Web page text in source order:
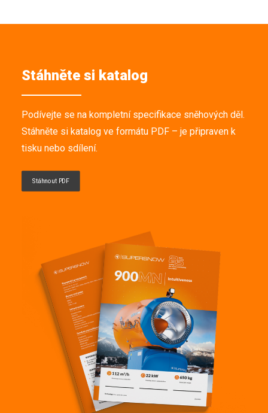
Stáhněte si katalog
Podívejte se na kompletní specifikace sněhových děl.
Stáhněte si katalog ve formátu PDF – je připraven k
tisku nebo sdílení.
Stáhnout PDF